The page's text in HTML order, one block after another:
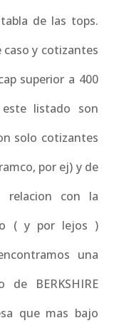
de las tops.
caso y cotizantes
superior a 400
listado son
solo cotizantes
por ej) y de
relacion con la
( y por lejos )
una
BERKSHIRE
que mas bajo